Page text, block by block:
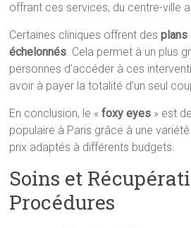
offrant ces services, du centre-ville
Certaines cliniques offrent desplans
échelonnés. Cela permet à un plus
personnes d’accéder à ces
avoir à payer la totalité d’un seul
En conclusion, le «foxy eyes » est
populaire à Paris grâce à une
prix adaptés à différents budgets.
Soins et
Procédures